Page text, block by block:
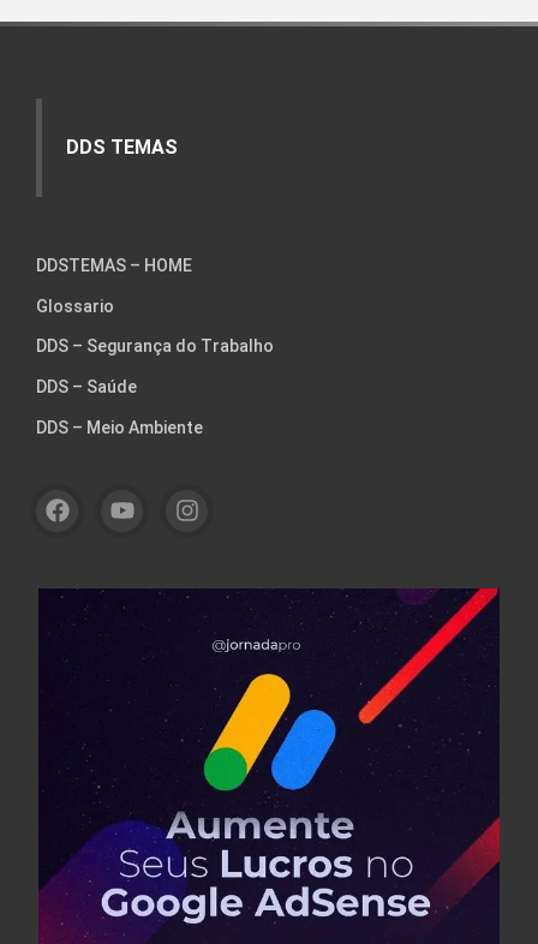
DDS TEMAS
DDSTEMAS – HOME
Glossario
DDS – Segurança do Trabalho
DDS – Saúde
DDS – Meio Ambiente